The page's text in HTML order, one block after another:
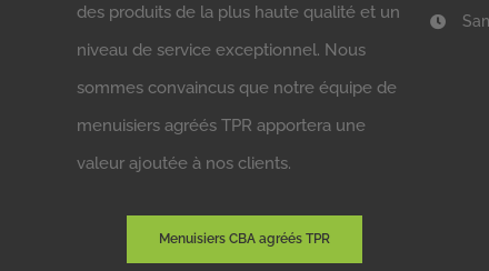
des produits de la plus haute qualité et un
niveau de service exceptionnel. Nous
sommes convaincus que notre équipe de
menuisiers agréés TPR apportera une
valeur ajoutée à nos clients.
Menuisiers CBA agréés TPR